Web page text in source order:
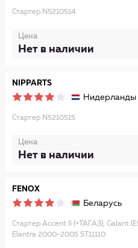
Стартер N5210514
Цена
Нет в наличии
NIPPARTS
Нидерланды
Стартер N5210515
Цена
Нет в наличии
FENOX
Беларусь
Стартер Accent II (+ТАГАЗ), Galant
Elantra 2000-2005 ST11110